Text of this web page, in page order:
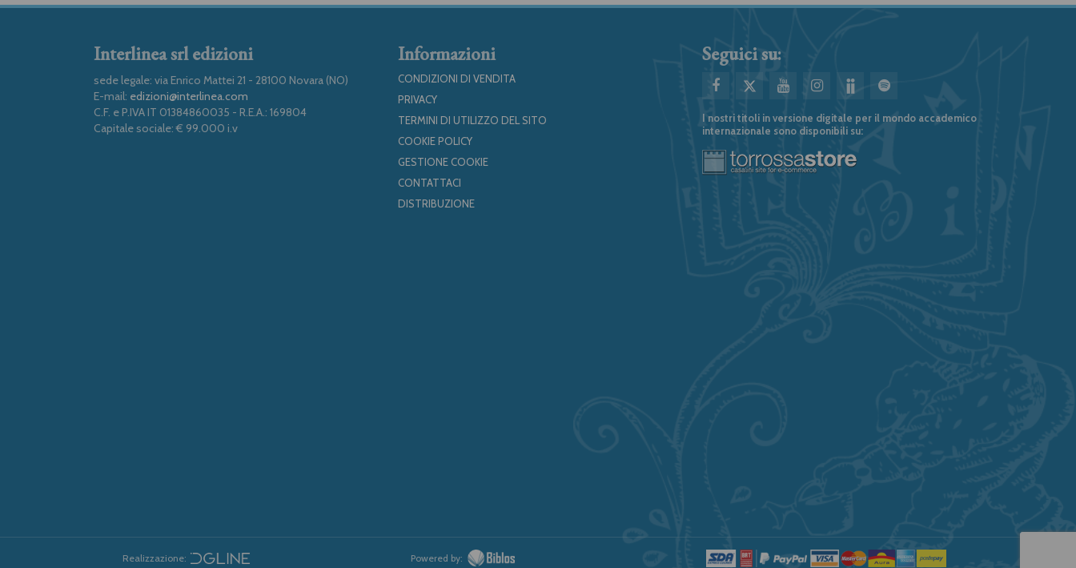
Interlinea srl edizioni
sede legale: via Enrico Mattei 21 - 28100 Novara (NO)
E-mail: edizioni@interlinea.com
C.F. e P.IVA IT 01384860035 - R.E.A.: 169804
Capitale sociale: € 99.000 i.v
Informazioni
CONDIZIONI DI VENDITA
PRIVACY
TERMINI DI UTILIZZO DEL SITO
COOKIE POLICY
GESTIONE COOKIE
CONTATTACI
DISTRIBUZIONE
Seguici su:
I nostri titoli in versione digitale per il mondo accademico
internazionale sono disponibili su:
Realizzazione: Powered by: